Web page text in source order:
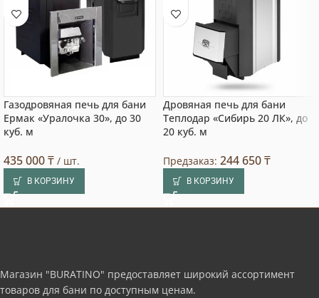
Газодровяная печь для бани
Ермак «Уралочка 30», до 30
куб. м
435 000₸ / шт.
В КОРЗИНУ
Дровяная печь для бани
Теплодар «Сибирь 20 ЛК», до
20 куб. м
Предзаказ: 244 650₸
В КОРЗИНУ
Магазин "BURATINO" предоставляет широкий ассортимент
товаров для бани по доступным ценам.